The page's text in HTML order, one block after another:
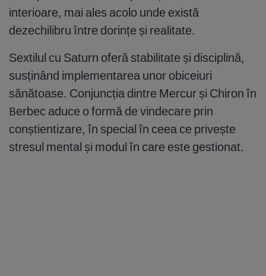
interioare, mai ales acolo unde există
dezechilibru între dorințe și realitate.
Sextilul cu Saturn oferă stabilitate și disciplină,
susținând implementarea unor obiceiuri
sănătoase. Conjuncția dintre Mercur și Chiron în
Berbec aduce o formă de vindecare prin
conștientizare, în special în ceea ce privește
stresul mental și modul în care este gestionat.